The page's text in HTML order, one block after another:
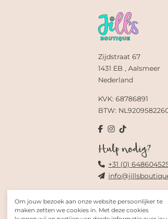
Om jouw bezoek aan onze website persoonlijker te
maken zetten we cookies in. Met deze cookies
Zijdstraat 67
1431 EB , Aalsmeer
Nederland
KVK: 68786891
BTW:
Hulp nodig?
+31 (0)